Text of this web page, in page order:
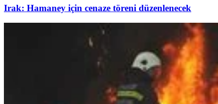
Irak: Hamaney için cenaze töreni düzenlenecek